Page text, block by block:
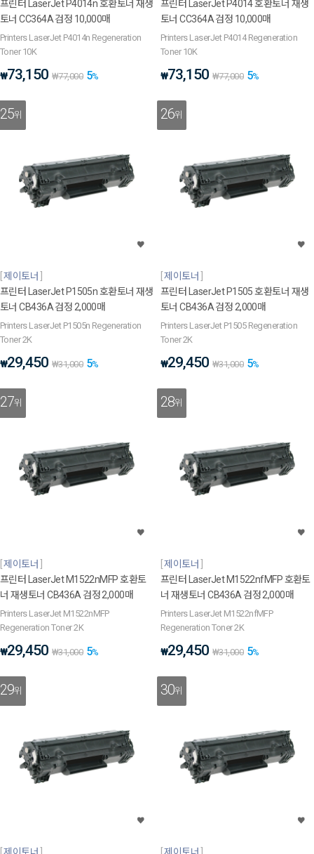
프린터 LaserJet P4014n 호환토너 재생
토너 CC364A 검정 10,000매
Printers LaserJet P4014n Regeneration
Toner 10K
₩73,150 ₩77,000 5%
프린터 LaserJet P4014 호환토너 재생
토너 CC364A 검정 10,000매
Printers LaserJet P4014 Regeneration
Toner 10K
₩73,150 ₩77,000 5%
25위
제이토너
프린터 LaserJet P1505n 호환토너 재생
토너 CB436A 검정 2,000매
Printers LaserJet P1505n Regeneration
Toner 2K
₩29,450 ₩31,000 5%
26위
제이토너
프린터 LaserJet P1505 호환토너 재생
토너 CB436A 검정 2,000매
Printers LaserJet P1505 Regeneration
Toner 2K
₩29,450 ₩31,000 5%
27위
제이토너
프린터 LaserJet M1522nMFP 호환토
너 재생토너 CB436A 검정 2,000매
Printers LaserJet M1522nMFP
Regeneration Toner 2K
₩29,450 ₩31,000 5%
28위
제이토너
프린터 LaserJet M1522nfMFP 호환토
너 재생토너 CB436A 검정 2,000매
Printers LaserJet M1522nfMFP
Regeneration Toner 2K
₩29,450 ₩31,000 5%
29위 30위